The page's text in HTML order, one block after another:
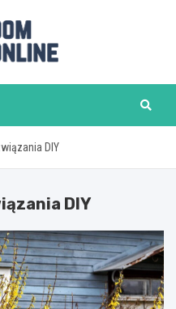
DIY
DIY